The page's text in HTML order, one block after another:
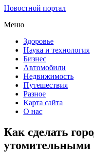
Новостной портал
Меню
Здоровье
Наука и технология
Бизнес
Автомобили
Недвижимость
Путешествия
Разное
Карта сайта
О нас
Как сделать
утомительными